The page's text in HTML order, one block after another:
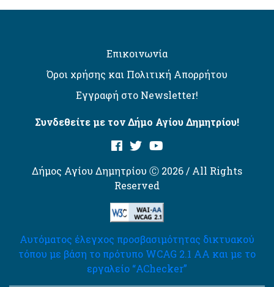
Επικοινωνία
Όροι χρήσης και Πολιτική Απορρήτου
Εγγραφή στο Newsletter!
Συνδεθείτε με τον Δήμο Αγίου Δημητρίου!
Δήμος Αγίου Δημητρίου Ⓒ 2026 / All Rights
Reserved
Αυτόματος έλεγχος προσβασιμότητας δικτυακού
τόπου με βάση το πρότυπο WCAG 2.1 AA και με το
εργαλείο “AChecker”